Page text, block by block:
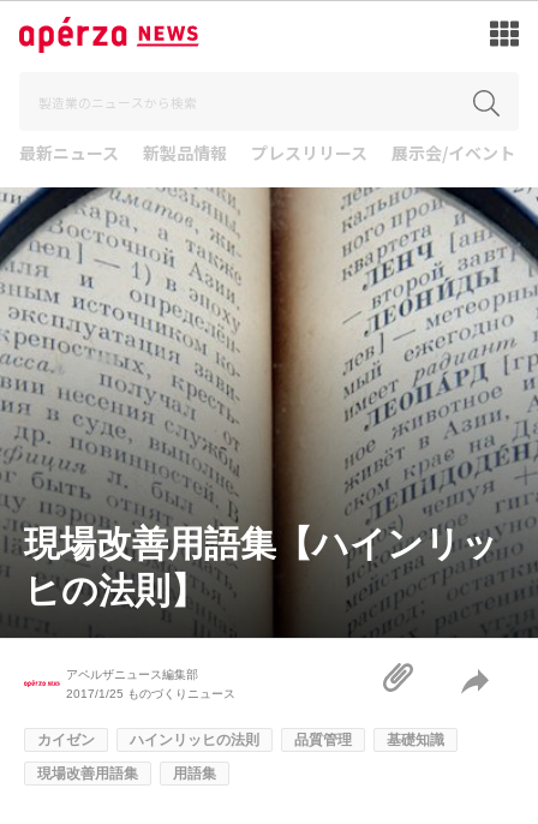
最新ニュース 新製品情報 プレスリリース 展示会/イベント
現場改善用語集【ハインリッ
ヒの法則】
アペルザニュース編集部
2017/1/25 ものづくりニュース
カイゼン ハインリッヒの法則 品質管理
基礎知識
現場改善用語集
用語集